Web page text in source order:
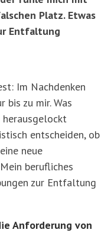
Platz. Etwas
Entfaltung
Im Nachdenken
bis zu mir. Was
entscheiden, ob
neue
berufliches
zur Entfaltung
Anforderung von